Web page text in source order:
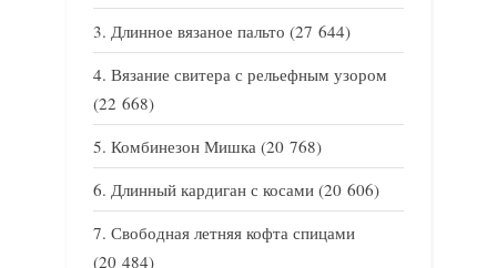
Длинное вязаное пальто (27 644)
Вязание свитера с рельефным узором
(22 668)
Комбинезон Мишка (20 768)
Длинный кардиган с косами (20 606)
Свободная летняя кофта спицами
(20 484)